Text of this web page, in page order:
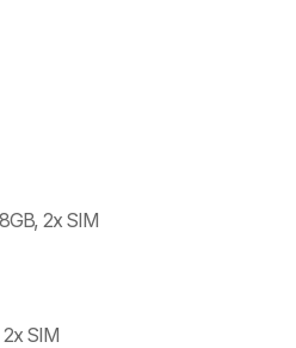
2x SIM
SIM